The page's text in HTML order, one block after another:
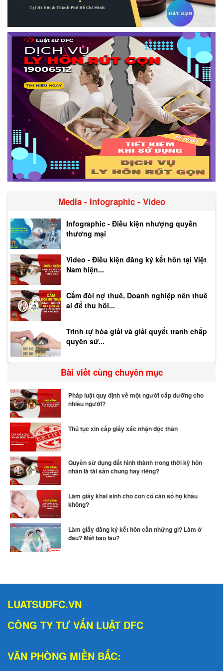
Media - Infographic - Video
Infographic - Điều kiện nhượng quyền
thương mại
Video - Điều kiện đăng ký kết hôn tại Việt
Nam hiện...
Cấm đòi nợ thuê, Doanh nghiệp nên thuê
ai để thu hồi...
Trình tự hòa giải và giải quyết tranh chấp
quyền sử...
Bài viết cùng chuyên mục
Pháp luật quy định về một người cấp dưỡng cho
nhiều người?
Thủ tục xin cấp giấy xác nhận độc thân
Quyền sử dụng đất hình thành trong thời kỳ hôn
nhân là tài sản chung hay riêng?
Làm giấy khai sinh cho con có cần sổ hộ khẩu
không?
Làm giấy đăng ký kết hôn cần những gì? Làm ở
đâu? Mất bao lâu?
LUATSUDFC.VN
CÔNG TY TƯ VẤN LUẬT DFC
VĂN PHÒNG MIỀN BẮC: